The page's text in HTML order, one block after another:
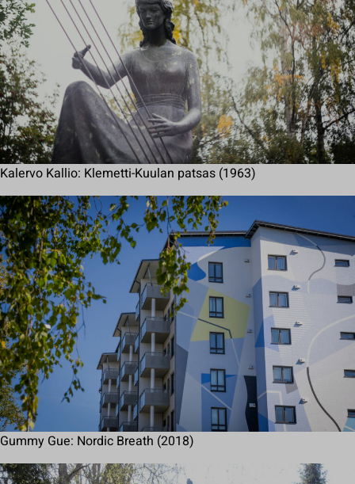
Kalervo Kallio: Klemetti-Kuulan patsas (1963)
Gummy Gue: Nordic Breath (2018)